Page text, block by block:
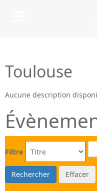
Toulouse
Aucune description
Filtre
Rechercher Effacer